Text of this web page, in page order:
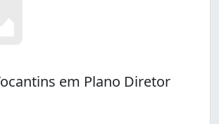
em Plano Diretor